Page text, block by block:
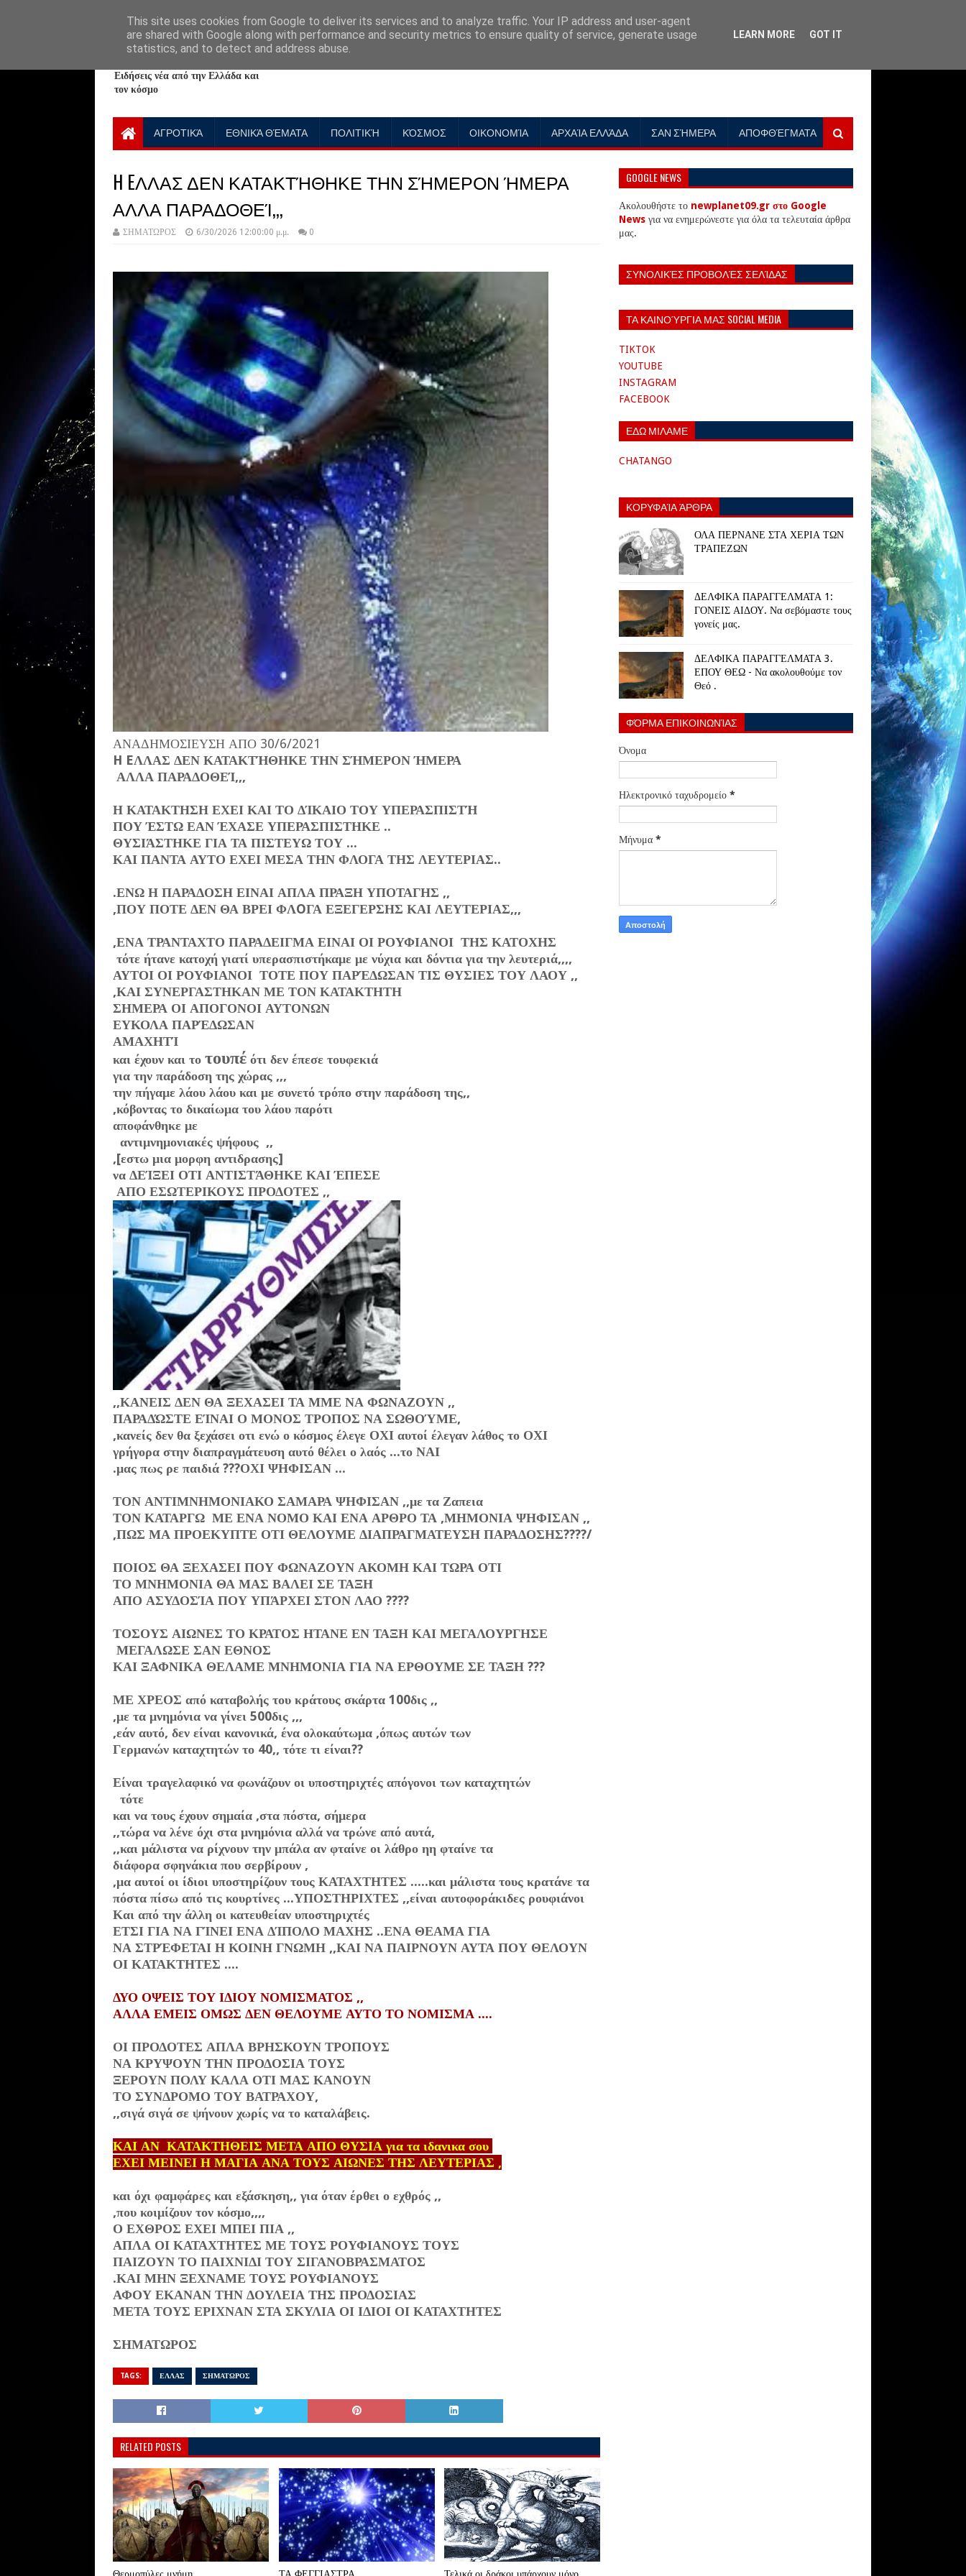
NewPlanet09
Ειδήσεις νέα από την Ελλάδα και
τον κόσμο
ΑΓΡΟΤΙΚΆ ΕΘΝΙΚΆ ΘΈΜΑΤΑ ΠΟΛΙΤΙΚΉ ΚΌΣΜΟΣ ΟΙΚΟΝΟΜΊΑ ΑΡΧΑΊΑ ΕΛΛΆΔΑ ΣΑΝ ΣΉΜΕΡΑ ΑΠΟΦΘΈΓΜΑΤΑ
H EΛΛΑΣ ΔΕΝ ΚΑΤΑΚΤΉΘΗΚΕ ΤΗΝ ΣΉΜΕΡΟΝ ΉΜΕΡΑ
ΑΛΛΑ ΠΑΡΑΔΟΘΕΊ,,,
ΣΗΜΑΤΩΡΟΣ 6/30/2026 12:00:00 μ.μ. 0
ΑΝΑΔΗΜΟΣΙΕΥΣΗ ΑΠΟ 30/6/2021
H EΛΛΑΣ ΔΕΝ ΚΑΤΑΚΤΉΘΗΚΕ ΤΗΝ ΣΉΜΕΡΟΝ ΉΜΕΡΑ
ΑΛΛΑ ΠΑΡΑΔΟΘΕΊ,,,
Η ΚΑΤΑΚΤΗΣΗ ΕΧΕΙ ΚΑΙ ΤΟ ΔΊΚΑΙΟ ΤΟΥ ΥΠΕΡΑΣΠΙΣΤΉ
ΠΟΥ ΈΣΤΩ ΕΑΝ ΈΧΑΣΕ ΥΠΕΡΑΣΠΙΣΤΗΚΕ ..
ΘΥΣΙΆΣΤΗΚΕ ΓΙΑ ΤΑ ΠΙΣΤΕΥΩ ΤΟΥ ...
ΚΑΙ ΠΑΝΤΑ ΑΥΤΟ ΕΧΕΙ ΜΕΣΑ ΤΗΝ ΦΛΟΓΑ ΤΗΣ ΛΕΥΤΕΡΙΑΣ..
.ΕΝΩ Η ΠΑΡΑΔΟΣΗ ΕΙΝΑΙ ΑΠΛΑ ΠΡΑΞΗ ΥΠΟΤΑΓΗΣ ,,
,ΠΟΥ ΠΟΤΕ ΔΕΝ ΘΑ ΒΡΕΙ ΦΛOΓΑ ΕΞΕΓΕΡΣΗΣ ΚΑΙ ΛΕΥΤΕΡΙΑΣ,,,
,ΕΝΑ ΤΡΑΝΤΑΧΤΟ ΠΑΡΑΔΕΙΓΜΑ ΕΙΝΑΙ ΟΙ ΡΟΥΦΙΑΝΟΙ ΤΗΣ ΚΑΤΟΧΗΣ
τότε ήτανε κατοχή γιατί υπερασπιστήκαμε με νύχια και δόντια για την λευτεριά,,,,
ΑΥΤΟΙ ΟΙ ΡΟΥΦΙΑΝΟΙ ΤΟΤΕ ΠΟΥ ΠΑΡΈΔΩΣΑΝ ΤΙΣ ΘΥΣΙΕΣ ΤΟΥ ΛΑΟΥ ,,
,ΚΑΙ ΣΥΝΕΡΓΑΣΤΗΚΑΝ ΜΕ ΤΟΝ ΚΑΤΑΚΤΗΤΗ
ΣΗΜΕΡΑ ΟΙ ΑΠΟΓΟΝΟΙ ΑΥΤΟΝΩΝ
ΕΥΚΟΛΑ ΠΑΡΈΔΩΣΑΝ
ΑΜΑΧΗΤΊ
και έχουν και το τουπέ ότι δεν έπεσε τουφεκιά
για την παράδοση της χώρας ,,,
την πήγαμε λάου λάου και με συνετό τρόπο στην παράδοση της,,
,κόβοντας το δικαίωμα του λάου παρότι
αποφάνθηκε με
αντιμνημονιακές ψήφους ,,
,[εστω μια μορφη αντιδρασης]
να ΔΕΊΞΕΙ ΟΤΙ ΑΝΤΙΣΤΆΘΗΚΕ ΚΑΙ ΈΠΕΣΕ
ΑΠΟ ΕΣΩΤΕΡΙΚΟΥΣ ΠΡΟΔΟΤΕΣ ,,
,,ΚΑΝΕΙΣ ΔΕΝ ΘΑ ΞΕΧΑΣΕΙ ΤΑ ΜΜΕ ΝΑ ΦΩΝΑΖΟΥΝ ,,
ΠΑΡΑΔΏΣΤΕ ΕΊΝΑΙ Ο ΜΟΝΟΣ ΤΡΟΠΟΣ ΝΑ ΣΩΘΟΎΜΕ,
,κανείς δεν θα ξεχάσει οτι ενώ ο κόσμος έλεγε ΟΧΙ αυτοί έλεγαν λάθος το ΟΧΙ
γρήγορα στην διαπραγμάτευση αυτό θέλει ο λαός ...το ΝΑΙ
.μας πως ρε παιδιά ???ΟΧΙ ΨΗΦΙΣΑΝ ...
ΤΟΝ ΑΝΤΙΜΝΗΜΟΝΙΑΚΟ ΣΑΜΑΡΑ ΨΗΦΙΣΑΝ ,,με τα Ζαπεια
ΤΟΝ ΚΑΤΑΡΓΩ ΜΕ ΕΝΑ ΝΟΜΟ ΚΑΙ ΕΝΑ ΑΡΘΡΟ ΤΑ ,ΜΗΜΟΝΙΑ ΨΗΦΙΣΑΝ ,,
,ΠΩΣ ΜΑ ΠΡΟΕΚΥΠΤΕ ΟΤΙ ΘΕΛΟΥΜΕ ΔΙΑΠΡΑΓΜΑΤΕΥΣΗ ΠΑΡΑΔΟΣΗΣ????/
ΠΟΙΟΣ ΘΑ ΞΕΧΑΣΕΙ ΠΟΥ ΦΩΝΑΖΟΥΝ ΑΚΟΜΗ ΚΑΙ ΤΩΡΑ ΟΤΙ
ΤΟ ΜΝΗΜΟΝΙΑ ΘΑ ΜΑΣ ΒΑΛΕΙ ΣΕ ΤΑΞΗ
ΑΠΟ ΑΣΥΔΟΣΊΑ ΠΟΥ ΥΠΆΡΧΕΙ ΣΤΟΝ ΛΑΟ ????
ΤΟΣΟΥΣ ΑΙΩΝΕΣ ΤΟ ΚΡΑΤΟΣ ΗΤΑΝΕ ΕΝ ΤΑΞΗ ΚΑΙ ΜΕΓΑΛΟΥΡΓΗΣΕ
ΜΕΓΑΛΩΣΕ ΣΑΝ ΕΘΝΟΣ
ΚΑΙ ΞΑΦΝΙΚΑ ΘΕΛΑΜΕ ΜΝΗΜΟΝΙΑ ΓΙΑ ΝΑ ΕΡΘΟΥΜΕ ΣΕ ΤΑΞΗ ???
ΜΕ ΧΡΕΟΣ από καταβολής του κράτους σκάρτα 100δις ,,
,με τα μνημόνια να γίνει 500δις ,,,
,εάν αυτό, δεν είναι κανονικά, ένα ολοκαύτωμα ,όπως αυτών των
Γερμανών καταχτητών το 40,, τότε τι είναι??
Είναι τραγελαφικό να φωνάζουν οι υποστηριχτές απόγονοι των καταχτητών
τότε
και να τους έχουν σημαία ,στα πόστα, σήμερα
,,τώρα να λένε όχι στα μνημόνια αλλά να τρώνε από αυτά,
,,και μάλιστα να ρίχνουν την μπάλα αν φταίνε οι λάθρο ηη φταίνε τα
διάφορα σφηνάκια που σερβίρουν ,
,μα αυτοί οι ίδιοι υποστηρίζουν τους ΚΑΤΑΧΤΗΤΕΣ .....και μάλιστα τους κρατάνε τα
πόστα πίσω από τις κουρτίνες ...ΥΠΟΣΤΗΡΙΧΤΕΣ ,,είναι αυτοφοράκιδες ρουφιάνοι
Και από την άλλη οι κατευθείαν υποστηριχτές
ΕΤΣΙ ΓΙΑ ΝΑ ΓΊΝΕΙ ΕΝΑ ΔΊΠΟΛΟ ΜΑΧΗΣ ..ΕΝΑ ΘΕΑΜΑ ΓΙΑ
ΝΑ ΣΤΡΈΦΕΤΑΙ Η ΚΟΙΝΗ ΓΝΩΜΗ ,,ΚΑΙ ΝΑ ΠΑΙΡΝΟΥΝ ΑΥΤΑ ΠΟΥ ΘΕΛΟΥΝ
ΟΙ ΚΑΤΑΚΤΗΤΕΣ ....
ΔΥΟ ΟΨΕΙΣ ΤΟΥ ΙΔΙΟΥ ΝΟΜΙΣΜΑΤΟΣ ,,
ΑΛΛΑ ΕΜΕΙΣ ΟΜΩΣ ΔΕΝ ΘΕΛΟΥΜΕ ΑΥΤΟ ΤΟ ΝΟΜΙΣΜΑ ....
ΟΙ ΠΡΟΔΟΤΕΣ ΑΠΛΑ ΒΡΗΣΚΟΥΝ ΤΡΟΠΟΥΣ
ΝΑ ΚΡΥΨΟΥΝ ΤΗΝ ΠΡΟΔΟΣΙΑ ΤΟΥΣ
ΞΕΡΟΥΝ ΠΟΛΥ ΚΑΛΑ ΟΤΙ ΜΑΣ ΚΑΝΟΥΝ
ΤΟ ΣΥΝΔΡΟΜΟ ΤΟΥ ΒΑΤΡΑΧΟΥ,
,,σιγά σιγά σε ψήνουν χωρίς να το καταλάβεις.
ΚΑΙ ΑΝ ΚΑΤΑΚΤΗΘΕΙΣ ΜΕΤΑ ΑΠΟ ΘΥΣΙΑ για τα ιδανικα σου
ΕΧΕΙ ΜΕΙΝΕΙ Η ΜΑΓΙΑ ΑΝΑ ΤΟΥΣ ΑΙΩΝΕΣ ΤΗΣ ΛΕΥΤΕΡΙΑΣ ,
και όχι φαμφάρες και εξάσκηση,, για όταν έρθει ο εχθρός ,,
,που κοιμίζουν τον κόσμο,,,,
Ο ΕΧΘΡΟΣ ΕΧΕΙ ΜΠΕΙ ΠΙΑ ,,
ΑΠΛΑ ΟΙ ΚΑΤΑΧΤΗΤΕΣ ΜΕ ΤΟΥΣ ΡΟΥΦΙΑΝΟΥΣ ΤΟΥΣ
ΠΑΙΖΟΥΝ ΤΟ ΠΑΙΧΝΙΔΙ ΤΟΥ ΣΙΓΑΝΟΒΡΑΣΜΑΤΟΣ
.ΚΑΙ ΜΗΝ ΞΕΧΝΑΜΕ ΤΟΥΣ ΡΟΥΦΙΑΝΟΥΣ
ΑΦΟΥ ΕΚΑΝΑΝ ΤΗΝ ΔΟΥΛΕΙΑ ΤΗΣ ΠΡΟΔΟΣΙΑΣ
ΜΕΤΑ ΤΟΥΣ ΕΡΙΧΝΑΝ ΣΤΑ ΣΚΥΛΙΑ ΟΙ ΙΔΙΟΙ ΟΙ ΚΑΤΑΧΤΗΤΕΣ
ΣΗΜΑΤΩΡΟΣ
TAGS: ΕΛΛΑΣ ΣΗΜΑΤΩΡΟΣ
RELATED POSTS
GOOGLE NEWS
Ακολουθήστε το newplanet09.gr στο Google
News για να ενημερώνεστε για όλα τα τελευταία άρθρα
μας.
ΣΥΝΟΛΙΚΈΣ ΠΡΟΒΟΛΈΣ ΣΕΛΊΔΑΣ
ΤΑ ΚΑΙΝΟΎΡΓΙΑ ΜΑΣ SOCIAL MEDIA
TIKTOK
YOUTUBE
INSTAGRAM
FACEBOOK
ΕΔΩ ΜΙΛΑΜΕ
CHATANGO
ΚΟΡΥΦΑΊΑ ΆΡΘΡΑ
ΟΛΑ ΠΕΡΝΑΝΕ ΣΤΑ ΧΕΡΙΑ ΤΩΝ
ΤΡΑΠΕΖΩΝ
ΔΕΛΦΙΚΑ ΠΑΡΑΓΓΕΛΜΑΤΑ 1:
ΓΟΝΕΙΣ ΑΙΔΟΥ. Να σεβόμαστε τους
γονείς μας.
ΔΕΛΦΙΚΑ ΠΑΡΑΓΓΕΛΜΑΤΑ 3.
ΕΠΟΥ ΘΕΩ - Να ακολουθούμε τον
Θεό .
ΦΌΡΜΑ ΕΠΙΚΟΙΝΩΝΊΑΣ
Όνομα
Ηλεκτρονικό ταχυδρομείο *
Μήνυμα *
This site uses cookies from Google to deliver its services and to analyze traffic. Your IP address and user-agent
are shared with Google along with performance and security metrics to ensure quality of service, generate usage
statistics, and to detect and address abuse.
LEARN MORE GOT IT